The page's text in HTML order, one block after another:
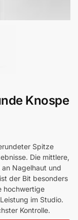
Knospe
Spitze
Die mittlere,
Nagelhaut und
der Bit besonders
hochwertige
im Studio.
Kontrolle.